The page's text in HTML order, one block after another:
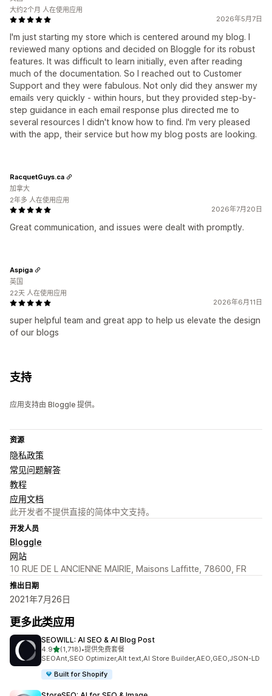
2026年5月7日
I'm just starting my store which is centered around my blog. I
reviewed many options and decided on Bloggle for its robust
features. It was difficult to learn initially, even after reading
much of the documentation. So I reached out to Customer
Support and they were fabulous. Not only did they answer my
emails very quickly - within hours, but they provided step-by-
step guidance in each email response plus directed me to
several resources I didn't know how to find. I'm very pleased
with the app, their service but how my blog posts are looking.
大约2个月 人在使用应用
2026年7月20日
Great communication, and issues were dealt with promptly.
RacquetGuys.ca
加拿大
2年多 人在使用应用
2026年6月11日
super helpful team and great app to help us elevate the design
of our blogs
Aspiga
英国
22天 人在使用应用
支持
应用支持由 Bloggle 提供。
资源
隐私政策
常见问题解答
教程
应用文档
此开发者不提供直接的简体中文支持。
开发人员
Bloggle
网站
10 RUE DE L ANCIENNE MAIRIE, Maisons Laffitte, 78600, FR
推出日期
2021年7月26日
更多此类应用
SEOWILL: AI SEO & AI Blog Post
4.9星（满分 5 星）
(1,718)
总共 1718 条评论
•提供免费套餐
SEOAnt,SEO Optimizer,Alt text,AI Store Builder,AEO,GEO,JSON-LD
Built for Shopify